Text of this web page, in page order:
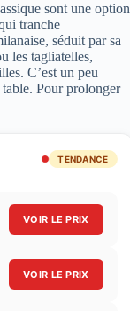
sont une option
tranche
séduit par sa
les tagliatelles,
C’est un peu
Pour prolonger
TENDANCE
VOIR LE PRIX
VOIR LE PRIX